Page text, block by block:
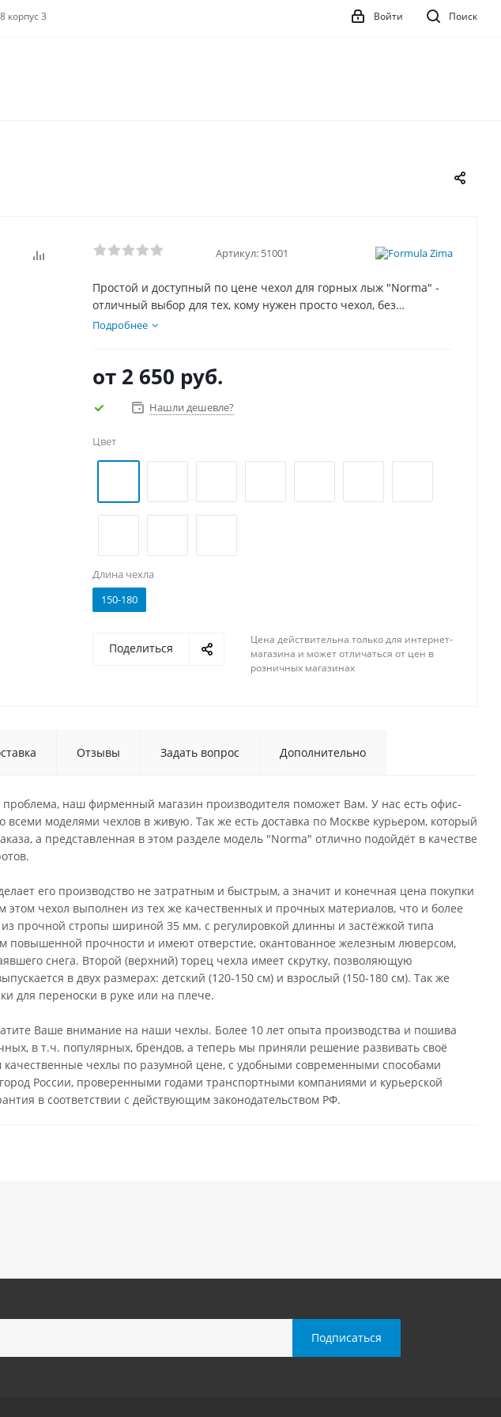
корпус 3 Поиск
Войти
Артикул: 51001
Простой и доступный по цене чехол для горных лыж "Norma" -
отличный выбор для тех, кому нужен просто чехол, без
наворотов. Конструкция чехла проста, что делает его цену
Подробнее
от 2 650 руб.
Нашли дешевле?
Цвет
Длина чехла
150-180
Поделиться
Цена действительна только для интернет-
магазина и может отличаться от цен в
розничных магазинах
Отзывы Задать вопрос Дополнительно
наш фирменный магазин производителя поможет Вам. У нас есть офис-
всеми моделями чехлов в живую. Так же есть доставка по Москве курьером, который
а представленная в этом разделе модель "Norma" отлично подойдёт в качестве
его производство не затратным и быстрым, а значит и конечная цена покупки
этом чехол выполнен из тех же качественных и прочных материалов, что и более
прочной стропы шириной 35 мм. с регулировкой длинны и застёжкой типа
повышенной прочности и имеют отверстие, окантованное железным люверсом,
снега. Второй (верхний) торец чехла имеет скрутку, позволяющую
в двух размерах: детский (120-150 см) и взрослый (150-180 см). Так же
для переноски в руке или на плече.
Ваше внимание на наши чехлы. Более 10 лет опыта производства и пошива
в т.ч. популярных, брендов, а теперь мы приняли решение развивать своё
чехлы по разумной цене, с удобными современными способами
России, проверенными годами транспортными компаниями и курьерской
в соответствии с действующим законодательством РФ.